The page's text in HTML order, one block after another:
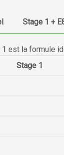
Stage 1 +
est la formule
Stage 1